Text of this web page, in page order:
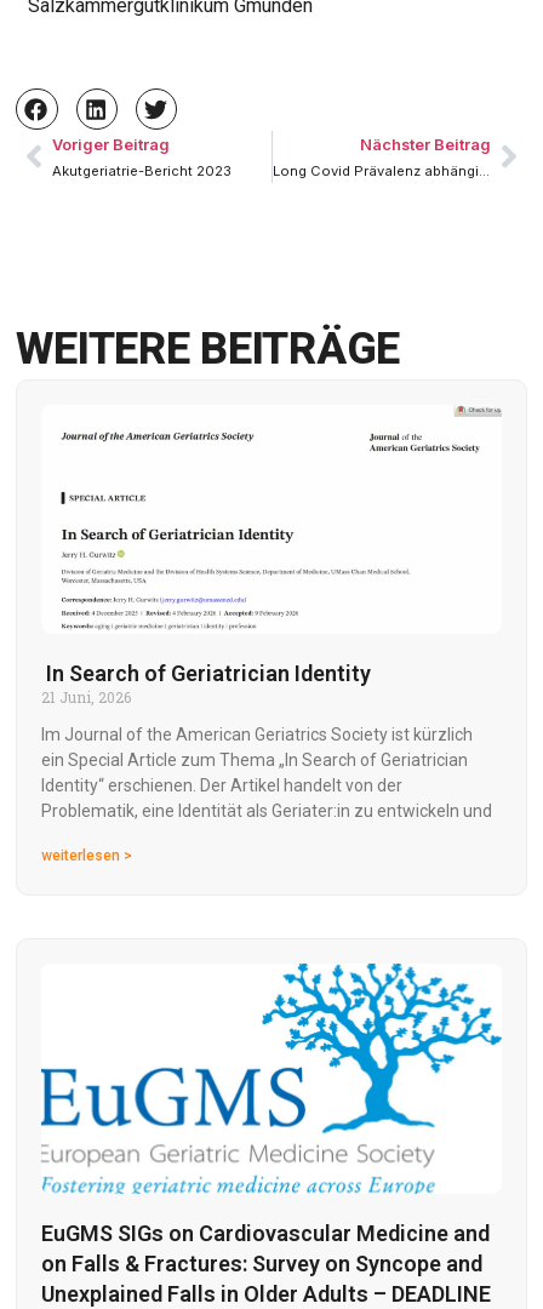
Salzkammergutklinikum Gmunden
Voriger Beitrag
Akutgeriatrie-Bericht 2023
Nächster Beitrag
WEITERE BEITRÄGE
In Search of Geriatrician Identity
21 Juni, 2026
Im Journal of the American Geriatrics Society ist kürzlich
ein Special Article zum Thema „In Search of Geriatrician
Identity“ erschienen. Der Artikel handelt von der
Problematik, eine Identität als Geriater:in zu entwickeln und
weiterlesen >
EuGMS SIGs on Cardiovascular Medicine and
on Falls & Fractures: Survey on Syncope and
Unexplained Falls in Older Adults – DEADLINE